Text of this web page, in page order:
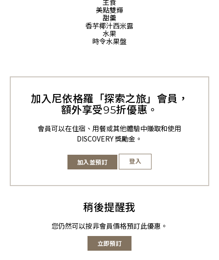
主食
美點雙輝
甜羹
香芋椰汁西米露
水果
時令水果盤
加入尼依格羅「探索之旅」會員，
額外享受95折優惠。
會員可以在住宿、用餐或其他體驗中賺取和使用
DISCOVERY 獎勵金。
加入並預訂 登入
稍後提醒我
您仍然可以按非會員價格預訂此優惠。
立即預訂